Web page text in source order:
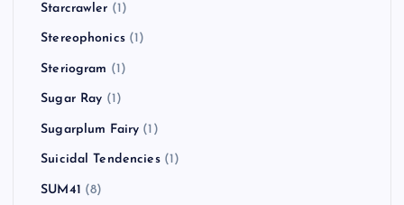
Starcrawler (1)
Stereophonics(1)
Steriogram (1)
Sugar Ray (1)
Sugarplum Fairy (1)
Suicidal Tendencies(1)
SUM41 (8)